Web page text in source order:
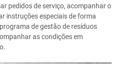
pedidos de serviço, acompanhar o
instruções especiais de forma
de gestão de resíduos
as condições em